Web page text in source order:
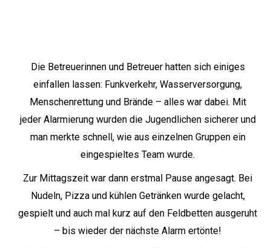
Die Betreuerinnen und Betreuer hatten sich einiges
einfallen lassen: Funkverkehr, Wasserversorgung,
Menschenrettung und Brände – alles war dabei. Mit
jeder Alarmierung wurden die Jugendlichen sicherer und
man merkte schnell, wie aus einzelnen Gruppen ein
eingespieltes Team wurde.
Zur Mittagszeit war dann erstmal Pause angesagt. Bei
Nudeln, Pizza und kühlen Getränken wurde gelacht,
gespielt und auch mal kurz auf den Feldbetten ausgeruht
– bis wieder der nächste Alarm ertönte!